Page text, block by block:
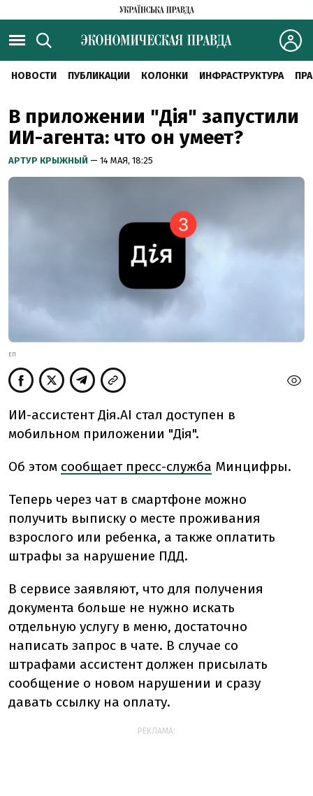
НОВОСТИ ПУБЛИКАЦИИ КОЛОНКИ ИНФРАСТРУКТУРА
В приложении "Дія" запустили
ИИ-агента: что он умеет?
АРТУР КРЫЖНЫЙ — 14 МАЯ, 18:25
ЕП
ИИ-ассистент Дія.AI стал доступен в
мобильном приложении "Дія".
Об этом сообщает пресс-служба Минцифры.
Теперь через чат в смартфоне можно
получить выписку о месте проживания
взрослого или ребенка, а также оплатить
штрафы за нарушение ПДД.
В сервисе заявляют, что для получения
документа больше не нужно искать
отдельную услугу в меню, достаточно
написать запрос в чате. В случае со
штрафами ассистент должен присылать
сообщение о новом нарушении и сразу
давать ссылку на оплату.
РЕКЛАМА: